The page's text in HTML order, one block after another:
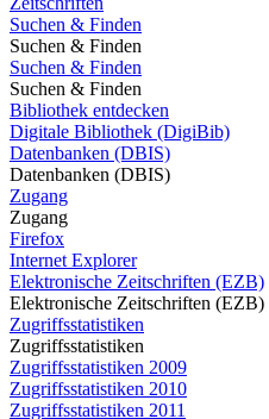
Suchen & Finden
Suchen & Finden
Suchen & Finden
Suchen & Finden
Bibliothek entdecken
Digitale Bibliothek (DigiBib)
Datenbanken (DBIS)
Datenbanken (DBIS)
Zugang
Zugang
Firefox
Internet Explorer
Elektronische Zeitschriften (EZB)
Elektronische Zeitschriften (EZB)
Zugriffsstatistiken
Zugriffsstatistiken
Zugriffsstatistiken 2009
Zugriffsstatistiken 2010
Zugriffsstatistiken 2011